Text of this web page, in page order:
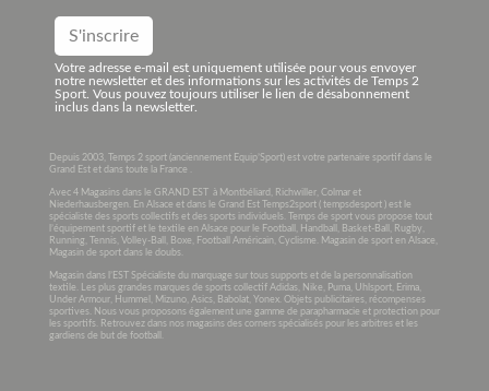
Votre adresse e-mail est uniquement utilisée pour vous envoyer
notre newsletter et des informations sur les activités de Temps 2
Sport. Vous pouvez toujours utiliser le lien de désabonnement
inclus dans la newsletter.
Depuis 2003, Temps 2 sport (anciennement Equip’Sport) est votre partenaire sportif dans le
Grand Est et dans toute la France .
Avec 4 Magasins dans le GRAND EST à Montbéliard, Richwiller, Colmar et
Niederhausbergen. En Alsace et dans le Grand Est Temps2sport ( tempsdesport ) est le
spécialiste des sports collectifs et des sports individuels. Temps de sport vous propose tout
l’équipement sportif et le textile en Alsace pour le Football, Handball, Basket-Ball, Rugby,
Running, Tennis, Volley-Ball, Boxe, Football Américain, Cyclisme. Magasin de sport en Alsace,
Magasin de sport dans le doubs.
Magasin dans l’EST Spécialiste du marquage sur tous supports et de la personnalisation
textile. Les plus grandes marques de sports collectif Adidas, Nike, Puma, Uhlsport, Erima,
Under Armour, Hummel, Mizuno, Asics, Babolat, Yonex. Objets publicitaires, récompenses
sportives. Nous vous proposons également une gamme de parapharmacie et protection pour
les sportifs. Retrouvez dans nos magasins des corners spécialisés pour les arbitres et les
gardiens de but de football.